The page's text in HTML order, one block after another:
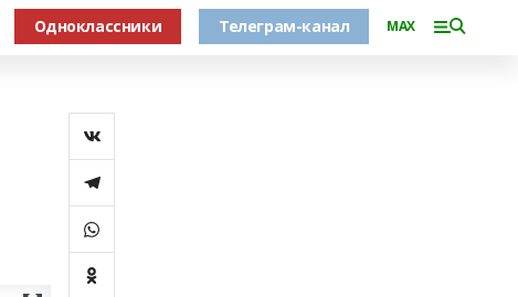
Одноклассники Телеграм-канал MAX